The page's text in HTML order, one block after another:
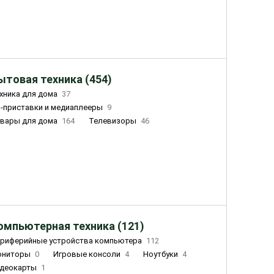
техника (454)
для дома 37
приставки и медиаплееры
9
для дома 164 Телевизоры 46
техника (121)
устройства компьютера 112
0 Игровые консоли 4 Ноутбуки 4
1